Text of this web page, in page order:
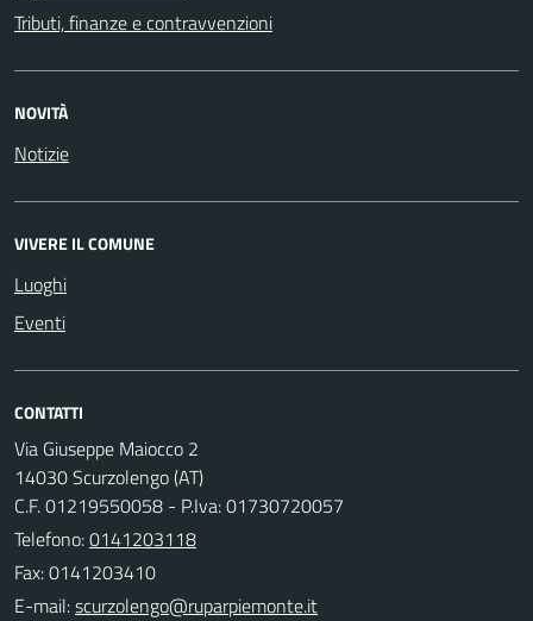
Tributi, finanze e contravvenzioni
NOVITÀ
Notizie
VIVERE IL COMUNE
Luoghi
Eventi
CONTATTI
Via Giuseppe Maiocco 2
14030 Scurzolengo (AT)
C.F. 01219550058 - P.Iva: 01730720057
Telefono:0141203118
Fax: 0141203410
E-mail: